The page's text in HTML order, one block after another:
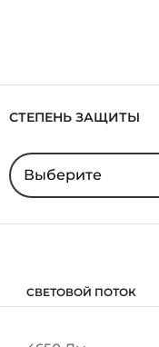
СТЕПЕНЬ ЗАЩИТЫ
Выберите
СВЕТОВОЙ ПОТОК